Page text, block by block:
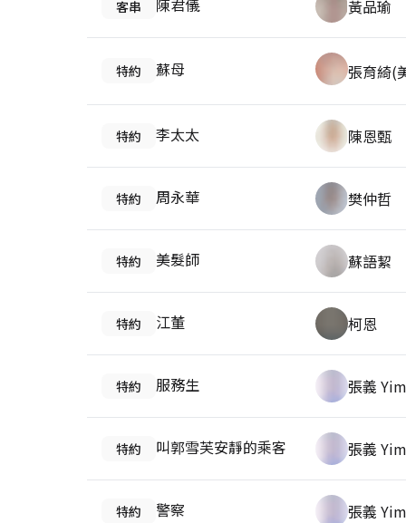
客串 陳君儀 黃品瑜
特約 蘇母 張育綺(
特約 李太太 陳恩甄
特約 周永華 樊仲哲
特約 美髮師 蘇語絜
特約 江董 柯恩
特約 服務生 張義
特約 叫郭雪芙安靜的乘客 張義
特約 警察 張義